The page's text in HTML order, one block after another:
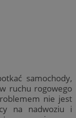
samochody,
ruchu rogowego
nie jest
na nadwoziu i